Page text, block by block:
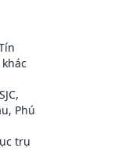
Phú
trụ